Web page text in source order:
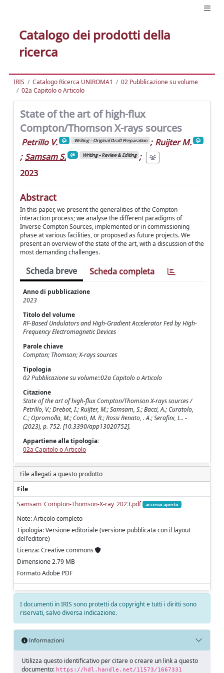
Catalogo dei prodotti della
ricerca
IRIS Catalogo Ricerca UNIROMA1
02 Pubblicazione su volume
02a Capitolo o Articolo
State of the art of high-flux
Compton/Thomson X-rays sources
Petrillo V. Writing – Original Draft Preparation ; Ruijter M.
; Samsam S. Writing – Review & Editing ;
2023
Abstract
In this paper, we present the generalities of the Compton
interaction process; we analyse the different paradigms of
Inverse Compton Sources, implemented or in commissioning
phase at various facilities, or proposed as future projects. We
present an overview of the state of the art, with a discussion of the
most demanding challenges.
Scheda breve Scheda completa
Anno di pubblicazione
2023
Titolo del volume
RF-Based Undulators and High-Gradient Accelerator Fed by High-
Frequency Electromagnetic Devices
Parole chiave
Compton; Thomson; X-rays sources
Tipologia
02 Pubblicazione su volume::02a Capitolo o Articolo
Citazione
State of the art of high-flux Compton/Thomson X-rays sources /
Petrillo, V.; Drebot, I.; Ruijter, M.; Samsam, S.; Bacci, A.; Curatolo,
C.; Opromolla, M.; Conti, M. R.; Rossi Renato, . A.; Serafini, L.. -
(2023), p. 752. [10.3390/app13020752].
Appartiene alla tipologia:
02a Capitolo o Articolo
File allegati a questo prodotto
File
Samsam_Compton-Thomson-X-ray_2023.pdf
accesso aperto
Note: Articolo completo
Tipologia: Versione editoriale (versione pubblicata con il layout
dell'editore)
Licenza: Creative commons
Dimensione 2.79 MB
Formato Adobe PDF
I documenti in IRIS sono protetti da copyright e tutti i diritti sono
riservati, salvo diversa indicazione.
Informazioni
Utilizza questo identificativo per citare o creare un link a questo
documento: https://hdl.handle.net/11573/1667331